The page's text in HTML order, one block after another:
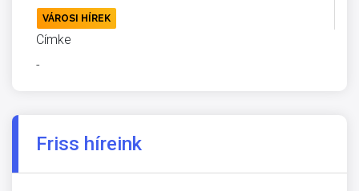
VÁROSI HÍREK
Címke
-
Friss híreink